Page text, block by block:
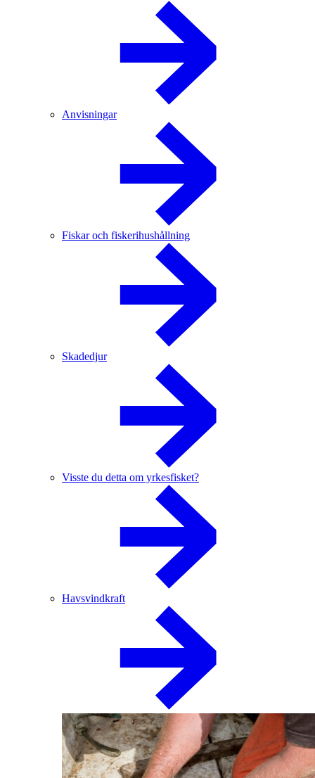
Anvisningar
Fiskar och fiskerihushållning
Skadedjur
Visste du detta om yrkesfisket?
Havsvindkraft